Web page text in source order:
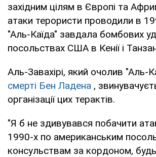
західним цілям в Європі та
атаки терористи проводили в
"Аль-Каїда" завдала бомбових
посольствах США в Кенії і
Аль-Завахірі, який очолив "Аль-
смерті Бен Ладена ,
організації цих терактів.
"Я б не здивувався побачити
1990-х по американським
консульствам за кордоном,